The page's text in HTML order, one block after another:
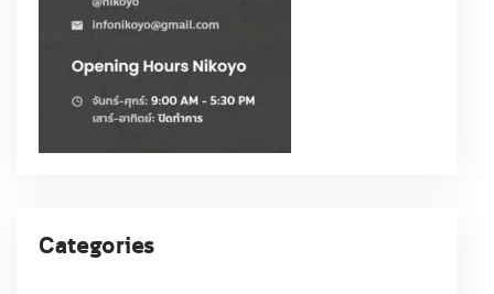
Categories